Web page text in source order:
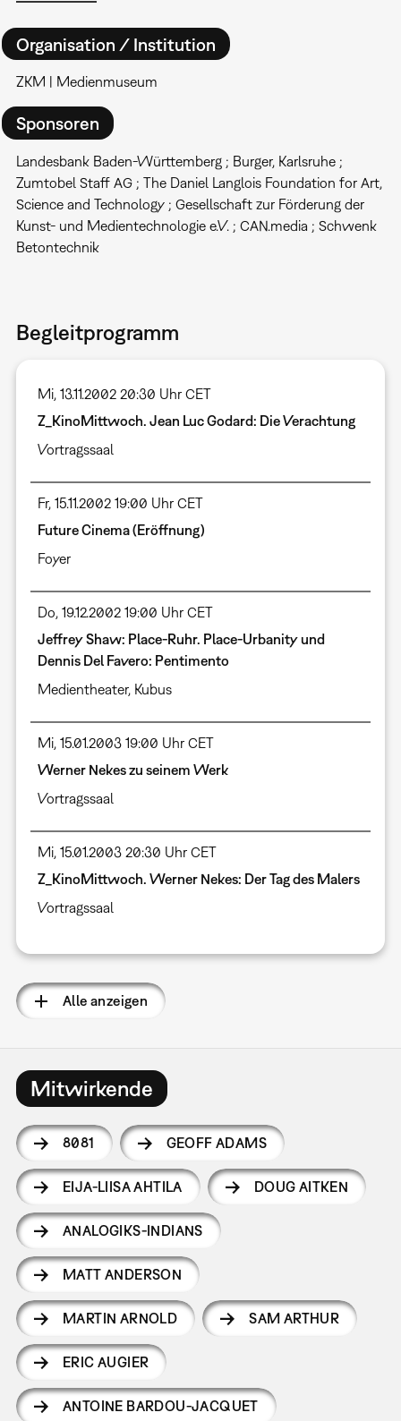
Organisation / Institution
ZKM | Medienmuseum
Sponsoren
Landesbank Baden-Württemberg ; Burger, Karlsruhe ;
Zumtobel Staff AG ; The Daniel Langlois Foundation for Art,
Science and Technology ; Gesellschaft zur Förderung der
Kunst- und Medientechnologie e.V. ; CAN.media ; Schwenk
Betontechnik
Begleitprogramm
Mi, 13.11.2002 20:30 Uhr CET
Z_KinoMittwoch. Jean Luc Godard: Die Verachtung
Vortragssaal
Fr, 15.11.2002 19:00 Uhr CET
Future Cinema (Eröffnung)
Foyer
Do, 19.12.2002 19:00 Uhr CET
Jeffrey Shaw: Place-Ruhr. Place-Urbanity und
Dennis Del Favero: Pentimento
Medientheater, Kubus
Mi, 15.01.2003 19:00 Uhr CET
Werner Nekes zu seinem Werk
Vortragssaal
Mi, 15.01.2003 20:30 Uhr CET
Z_KinoMittwoch. Werner Nekes: Der Tag des Malers
Vortragssaal
Alle anzeigen
Mitwirkende
8081 GEOFF ADAMS
EIJA-LIISA AHTILA DOUG AITKEN
ANALOGIKS-INDIANS
MATT ANDERSON
MARTIN ARNOLD SAM ARTHUR
ERIC AUGIER
ANTOINE BARDOU-JACQUET